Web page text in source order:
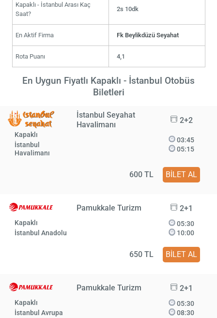
Kapaklı - İstanbul Arası Kaç
Saat?
2s 10dk
En Aktif Firma Fk Beylikdüzü Seyahat
Rota Puanı 4,1
En Uygun Fiyatlı Kapaklı - İstanbul Otobüs
Biletleri
İstanbul Seyahat
Havalimanı
2+2
Kapaklı
İstanbul
Havalimanı
03:45
05:15
600 TL BİLET AL
Pamukkale Turizm 2+1
Kapaklı
İstanbul Anadolu
05:30
10:00
650 TL BİLET AL
Pamukkale Turizm 2+1
Kapaklı
İstanbul Avrupa
05:30
08:30